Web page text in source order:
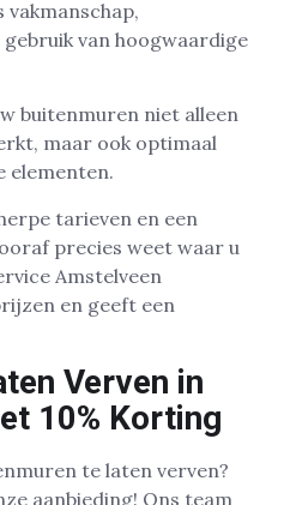
vakmanschap,
van hoogwaardige
buitenmuren niet alleen
maar ook optimaal
elementen.
tarieven en een
precies weet waar u
Amstelveen
en geeft een
Verven in
10% Korting
te laten verven?
aanbieding! Ons team